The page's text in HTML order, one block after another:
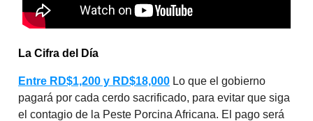
La Cifra del Día
Entre RD$1,200 y RD$18,000 Lo que el gobierno
pagará por cada cerdo sacrificado, para evitar que siga
el contagio de la Peste Porcina Africana. El pago será